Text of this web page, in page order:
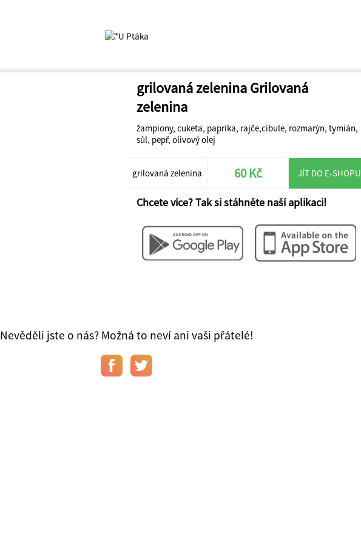
grilovaná zelenina Grilovaná
zelenina
žampiony, cuketa, paprika, rajče,cibule, rozmarýn, tymián,
sůl, pepř, olivový olej
grilovaná zelenina 60 Kč JÍT DO E-SHOPU
Chcete více? Tak si stáhněte naší aplikaci!
Nevěděli jste o nás? Možná to neví ani vaši přátelé!